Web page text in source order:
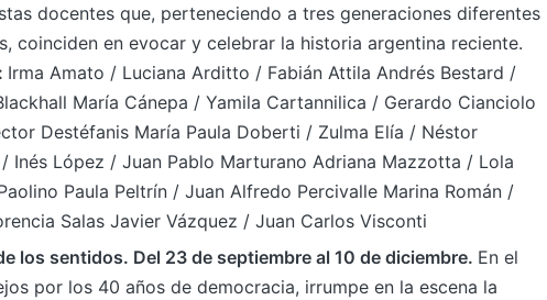
docentes que, perteneciendo a tres generaciones diferentes
coinciden en evocar y celebrar la historia argentina reciente.
Irma Amato / Luciana Arditto / Fabián Attila Andrés Bestard /
María Cánepa / Yamila Cartannilica / Gerardo Cianciolo
Destéfanis María Paula Doberti / Zulma Elía / Néstor
Inés López / Juan Pablo Marturano Adriana Mazzotta / Lola
Paula Peltrín / Juan Alfredo Percivalle Marina Román /
Salas Javier Vázquez / Juan Carlos Visconti
los sentidos. Del 23 de septiembre al 10 de diciembre. En el
por los 40 años de democracia, irrumpe en la escena la